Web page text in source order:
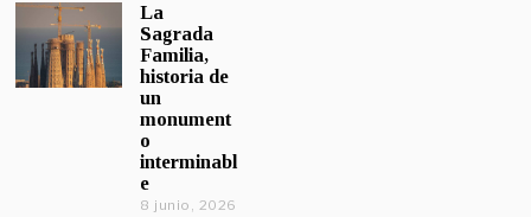
La
Sagrada
Familia,
historia de
un
monument
o
interminabl
e
8 junio, 2026